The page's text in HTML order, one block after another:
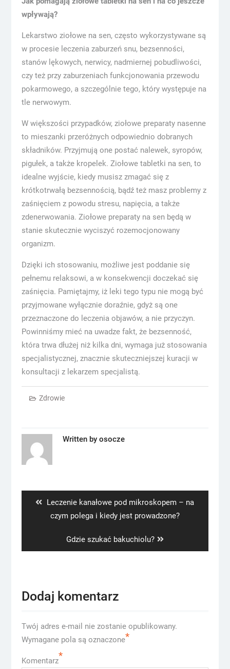
wpływają?
Lekarstwo ziołowe na sen, często wykorzystywane są
w procesie leczenia zaburzeń snu, bezsenności,
stanów lękowych, nerwicy, nadmiernej pobudliwości,
czy też przy zaburzeniach funkcjonowania przewodu
pokarmowego, a szczególnie tego, który występuje na
tle nerwowym.
W większości przypadków, ziołowe preparaty nasenne
to mieszanki przeróżnych odpowiednio dobranych
składników. Przyjmują one postać nalewek, syropów,
pigułek, a także kropelek. Ziołowe tabletki na sen, to
idealne wyjście, kiedy musisz zmagać się z
krótkotrwałą bezsennością, bądź też masz problemy z
zaśnięciem z powodu stresu, napięcia, a także
zdenerwowania. Ziołowe preparaty na sen będą w
stanie skutecznie wyciszyć rozemocjonowany
organizm.
Dzięki ich stosowaniu, możliwe jest poddanie się
pełnemu relaksowi, a w konsekwencji doczekać się
zaśnięcia. Pamiętajmy, iż leki tego typu nie mogą być
przyjmowane wyłącznie doraźnie, gdyż są one
przeznaczone do leczenia objawów, a nie przyczyn.
Powinniśmy mieć na uwadze fakt, że bezsenność,
która trwa dłużej niż kilka dni, wymaga już stosowania
specjalistycznej, znacznie skuteczniejszej kuracji w
konsultacji z lekarzem specjalistą.
Zdrowie
Written by osocze
Previous
post:
Leczenie kanałowe pod mikroskopem – na
czym polega i kiedy jest prowadzone?
Next
post:
Gdzie szukać bakuchiolu?
Dodaj komentarz
Twój adres e-mail nie zostanie opublikowany.
Wymagane pola są oznaczone*
Komentarz*